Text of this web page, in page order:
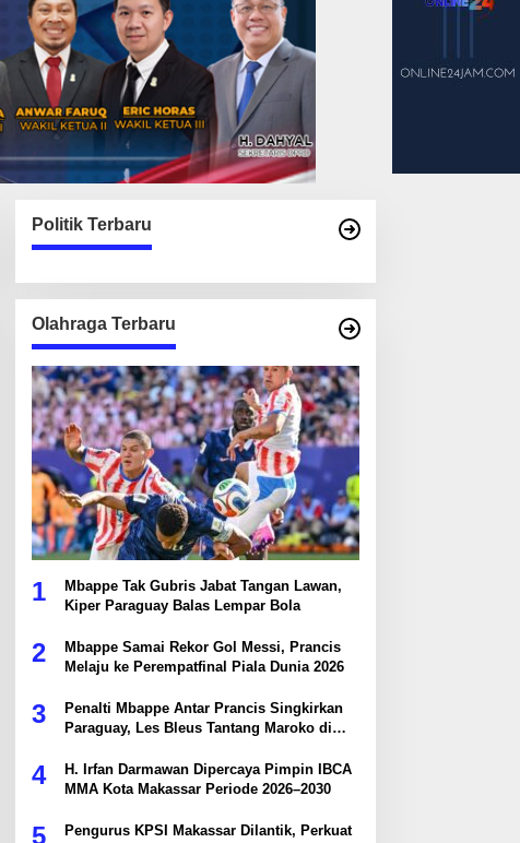
Politik Terbaru
Olahraga Terbaru
1
Mbappe Tak Gubris Jabat Tangan Lawan,
Kiper Paraguay Balas Lempar Bola
2
Mbappe Samai Rekor Gol Messi, Prancis
Melaju ke Perempatfinal Piala Dunia 2026
3
Penalti Mbappe Antar Prancis Singkirkan
Paraguay, Les Bleus Tantang Maroko di
4
H. Irfan Darmawan Dipercaya Pimpin IBCA
MMA Kota Makassar Periode 2026–2030
5
Pengurus KPSI Makassar Dilantik, Perkuat